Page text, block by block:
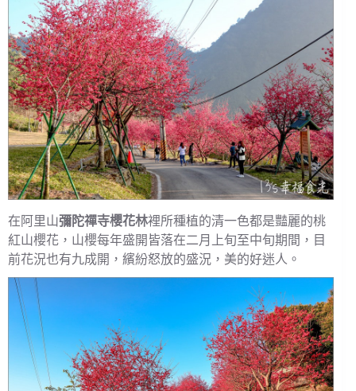
在阿里山彌陀禪寺櫻花林裡所種植的清一色都是豔麗的桃
紅山櫻花，山櫻每年盛開皆落在二月上旬至中旬期間，目
前花況也有九成開，繽紛怒放的盛況，美的好迷人。